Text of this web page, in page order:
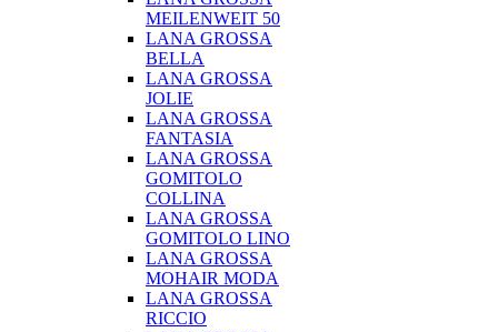
MEILENWEIT 50
LANA GROSSA
BELLA
LANA GROSSA
JOLIE
LANA GROSSA
FANTASIA
LANA GROSSA
GOMITOLO
COLLINA
LANA GROSSA
GOMITOLO LINO
LANA GROSSA
MOHAIR MODA
LANA GROSSA
RICCIO